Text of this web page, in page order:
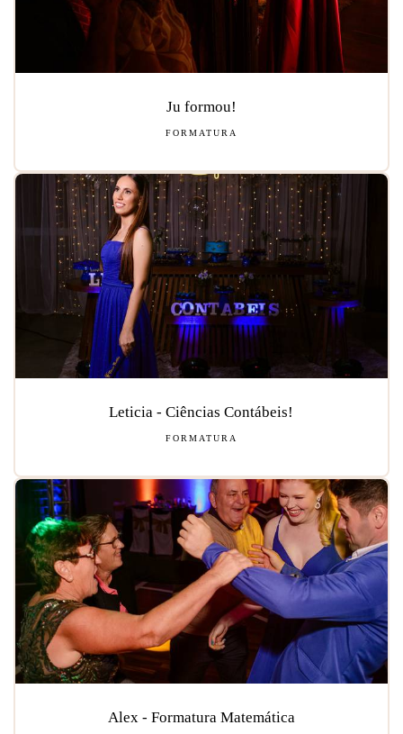
Ju formou!
FORMATURA
Leticia - Ciências Contábeis!
FORMATURA
Alex - Formatura Matemática